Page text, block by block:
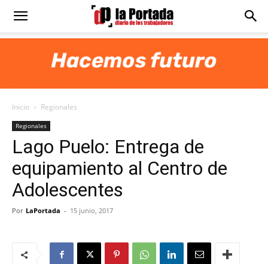
Diario
Portada
Inicio Regionales
Regionales
Lago Puelo: Entrega de
equipamiento al Centro de
Adolescentes
Por LaPortada - 15 junio, 2017